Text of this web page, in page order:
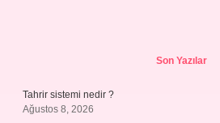
Son Yazılar
Tahrir sistemi nedir ?
Ağustos 8, 2026